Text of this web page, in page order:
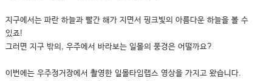
지구에서는 파란 하늘과 빨간 해가 지면서 핑크빛의 아름다운 하늘을 볼 수
있죠!
그러면 지구 밖의, 우주에서 바라보는 일몰의 풍경은 어떨까요?
이번에는 우주정거장에서 촬영한 일몰타임랩스 영상을 가지고 왔습니다.